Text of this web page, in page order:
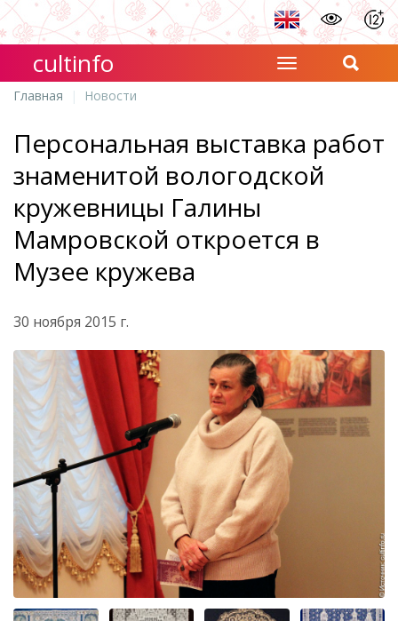
cultinfo
Главная Новости
Персональная выставка работ
знаменитой вологодской
кружевницы Галины
Мамровской откроется в
Музее кружева
30 ноября 2015 г.